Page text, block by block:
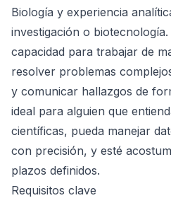
Biología y experiencia
investigación o
capacidad para trabajar de
resolver problemas
y comunicar hallazgos de
ideal para alguien que
científicas, pueda manejar
con precisión, y esté
plazos definidos.
Requisitos clave